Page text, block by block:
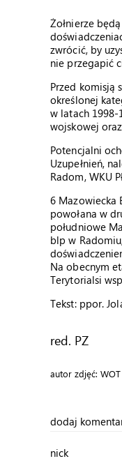
Żołnierze
zwrócić, by
nie przegapić
Przed komisją
określonej
w latach 1998-
wojskowej
Potencjalni
Uzupełnień,
Radom, WKU
6 Mazowiecka
powołana w
południowe
blp w
Na obecnym
Terytorialsi
Tekst: ppor.
red. PZ
autor zdjęć: WOT
dodaj
nick